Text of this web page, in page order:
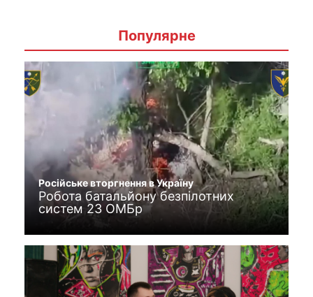
Популярне
Російське вторгнення в Україну
Робота батальйону безпілотних
систем 23 ОМБр